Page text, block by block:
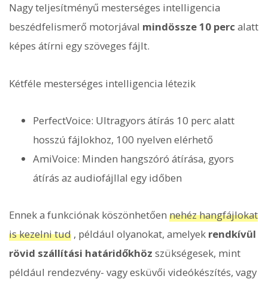
Nagy teljesítményű mesterséges intelligencia
beszédfelismerő motorjával mindössze 10 perc alatt
képes átírni egy szöveges fájlt.
Kétféle mesterséges intelligencia létezik
PerfectVoice: Ultragyors átírás 10 perc alatt
hosszú fájlokhoz, 100 nyelven elérhető
AmiVoice: Minden hangszóró átírása, gyors
átírás az audiofájllal egy időben
Ennek a funkciónak köszönhetően nehéz hangfájlokat
is kezelni tud , például olyanokat, amelyek rendkívül
rövid szállítási határidőkhöz szükségesek, mint
például rendezvény- vagy esküvői videókészítés, vagy